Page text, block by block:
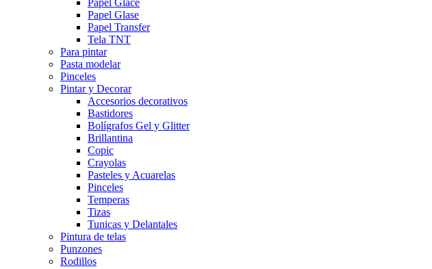
Papel Glase
Papel Transfer
Tela TNT
Para pintar
Pasta modelar
Pinceles
Pintar y Decorar
Accesorios decorativos
Bastidores
Bolígrafos Gel y Glitter
Brillantina
Copic
Crayolas
Pasteles y Acuarelas
Pinceles
Temperas
Tizas
Tunicas y Delantales
Pintura de telas
Punzones
Rodillos